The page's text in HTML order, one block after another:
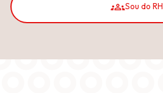
Sou do RH